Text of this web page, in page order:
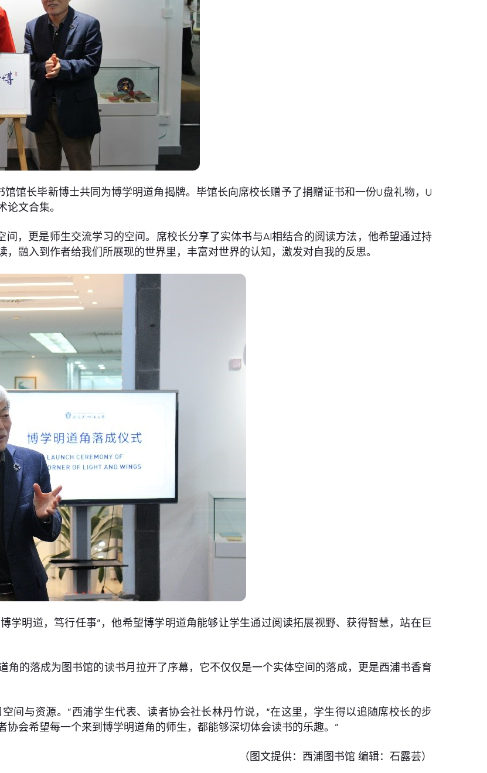
馆长毕新博士共同为博学明道角揭牌。毕馆长向席校长赠予了捐赠证书和一份U盘礼物，U
文合集。
，更是师生交流学习的空间。席校长分享了实体书与AI相结合的阅读方法，他希望通过持
融入到作者给我们所展现的世界里，丰富对世界的认知，激发对自我的反思。
学明道，笃行任事”，他希望博学明道角能够让学生通过阅读拓展视野、获得智慧，站在巨
角的落成为图书馆的读书月拉开了序幕，它不仅仅是一个实体空间的落成，更是西浦书香育
间与资源。”西浦学生代表、读者协会社长林丹竹说，“在这里，学生得以追随席校长的步
会希望每一个来到博学明道角的师生，都能够深切体会读书的乐趣。”
（图文提供：西浦图书馆 编辑：石露芸）